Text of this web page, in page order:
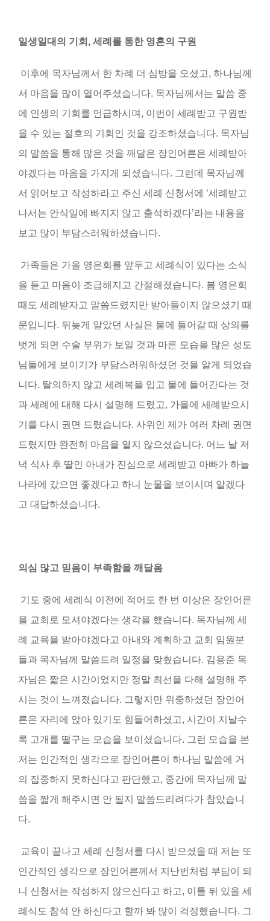
일생일대의 기회, 세례를 통한 영혼의 구원
이후에 목자님께서 한 차례 더 심방을 오셨고, 하나님께
서 마음을 많이 열어주셨습니다. 목자님께서는 말씀 중
에 인생의 기회를 언급하시며 , 이번이 세례받고 구원받
을 수 있는 절호의 기회인 것을 강조하셨습니다. 목자님
의 말씀을 통해 많은 것을 깨달은 장인어른은 세례받아
야겠다는 마음을 가지게 되셨습니다. 그런데 목자님께
서 읽어보고 작성하라고 주신 세례 신청서에 ‘세례받고
나서는 안식일에 빠지지 않고 출석하겠다’라는 내용을
보고 많이 부담스러워하셨습니다.
가족들은 가을 영은회를 앞두고 세례식이 있다는 소식
을 듣고 마음이 조급해지고 간절해졌습니다. 봄 영은회
때도 세례받자고 말씀드렸지만 받아들이지 않으셨기 때
문입니다. 뒤늦게 알았던 사실은 물에 들어갈 때 상의를
벗게 되면 수술 부위가 보일 것과 마른 모습을 많은 성도
님들에게 보이기가 부담스러워하셨던 것을 알게 되었습
니다. 탈의하지 않고 세례복을 입고 물에 들어간다는 것
과 세례에 대해 다시 설명해 드렸고, 가을에 세례받으시
기를 다시 권면 드렸습니다. 사위인 제가 여러 차례 권면
드렸지만 완전히 마음을 열지 않으셨습니다. 어느 날 저
녁 식사 후 딸인 아내가 진심으로 세례받고 아빠가 하늘
나라에 갔으면 좋겠다고 하니 눈물을 보이시며 알겠다
고 대답하셨습니다.
의심 많고 믿음이 부족함을 깨달음
기도 중에 세례식 이전에 적어도 한 번 이상은 장인어른
을 교회로 모셔야겠다는 생각을 했습니다. 목자님께 세
례 교육을 받아야겠다고 아내와 계획하고 교회 임원분
들과 목자님께 말씀드려 일정을 맞췄습니다. 김용준 목
자님은 짧은 시간이었지만 정말 최선을 다해 설명해 주
시는 것이 느껴졌습니다. 그렇지만 위중하셨던 장인어
른은 자리에 앉아 있기도 힘들어하셨고, 시간이 지날수
록 고개를 떨구는 모습을 보이셨습니다. 그런 모습을 본
저는 인간적인 생각으로 장인어른이 하나님 말씀에 거
의 집중하지 못하신다고 판단했고, 중간에 목자님께 말
씀을 짧게 해주시면 안 될지 말씀드리려다가 참았습니
다.
교육이 끝나고 세례 신청서를 다시 받으셨을 때 저는 또
인간적인 생각으로 장인어른께서 지난번처럼 부담이 되
니 신청서는 작성하지 않으신다고 하고, 이틀 뒤 있을 세
례식도 참석 안 하신다고 할까 봐 많이 걱정했습니다. 그